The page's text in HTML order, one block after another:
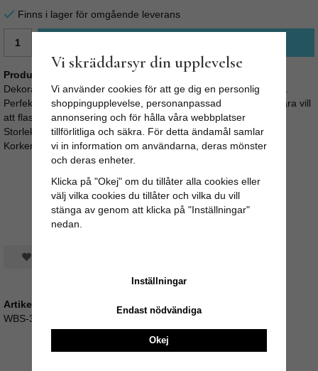
Finns i lager för omgående leverans
Produktbeskrivning:
Dekorativ kork till vinflaskor och liknande, iform av svart prisma.
Perfekt att använda när man inte har druckit ur flaskan, eller bara vill
att flaskan ska se extra snygg ut.
Storlek: Ø: 3,5cm L: 9cm
Korken passar till de flesta standard flaskor.
Spara som favorit
Artikelnummer:
WBS-38
Vi skräddarsyr din upplevelse
Vi använder cookies för att ge dig en personlig
shoppingupplevelse, personanpassad
annonsering och för hålla våra webbplatser
tillförlitliga och säkra. För detta ändamål samlar
vi in information om användarna, deras mönster
och deras enheter.
Klicka på "Okej" om du tillåter alla cookies eller
välj vilka cookies du tillåter och vilka du vill
stänga av genom att klicka på "Inställningar"
nedan.
Inställningar
Endast nödvändiga
Okej